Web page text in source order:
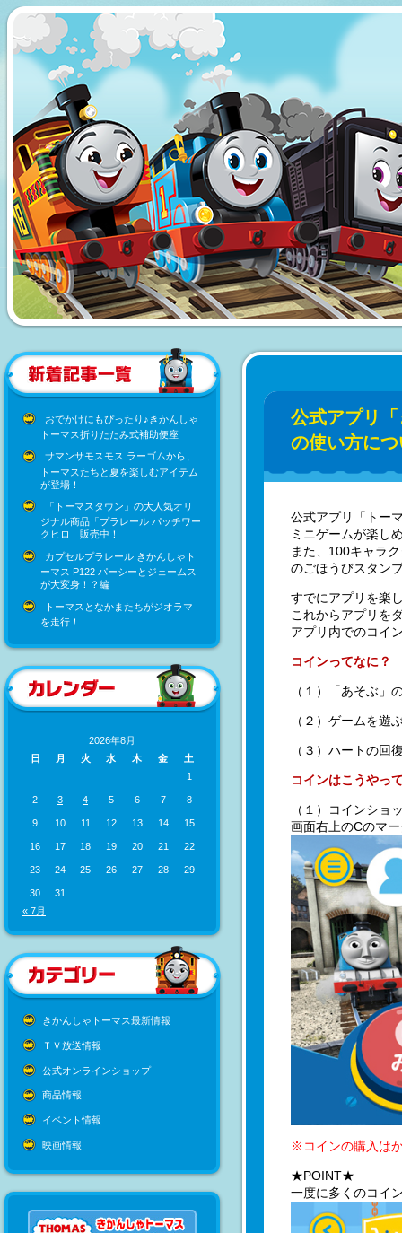
おでかけにもぴったり♪きかんしゃ
トーマス折りたたみ式補助便座
サマンサモスモス ラーゴムから、
トーマスたちと夏を楽しむアイテム
が登場！
「トーマスタウン」の大人気オリ
ジナル商品「プラレール パッチワー
クヒロ」販売中！
カプセルプラレール きかんしゃト
ーマス P122 パーシーとジェームス
が大変身！？編
トーマスとなかまたちがジオラマ
を走行！
2026年8月
日
月 火 水 木 金
土
1
2 3 4 5 6 7 8
9 10 11 12 13 14 15
16 17 18 19 20 21 22
23 24 25 26 27 28 29
30
31
« 7月
きかんしゃトーマス最新情報
ＴＶ放送情報
公式オンラインショップ
商品情報
イベント情報
映画情報
公式アプリ
の使い方に
公式アプリ「トー
ミニゲームが楽し
また、100キャラ
のごほうびスタン
すでにアプリを楽
これからアプリを
アプリ内でのコイ
コインってなに？
（１）「あそぶ」
（２）ゲームを遊
（３）ハートの回
コインはこうやっ
（１）コインショ
画面右上のCのマ
※コインの購入は
★POINT★
一度に多くのコイ